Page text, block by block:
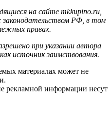
на сайте mkkupino.ru,
законодательством РФ, в том
правах.
при указании автора
источник заимствования.
материалах может не
рекламной информации несут